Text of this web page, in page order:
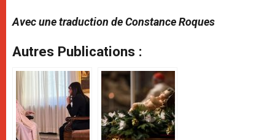
Avec une traduction de Constance Roques
Autres Publications :